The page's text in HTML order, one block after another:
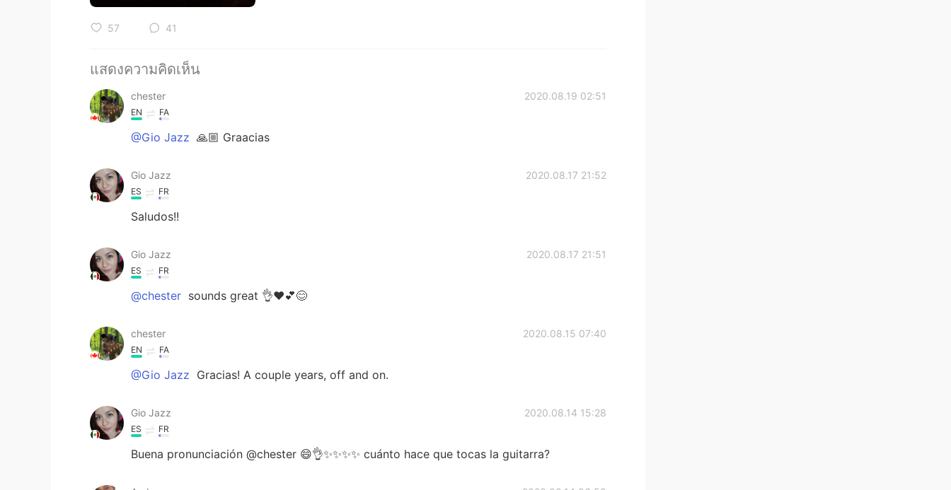
57 41
แสดงความคิดเห็น
chester 2020.08.19 02:51
EN FA
@Gio Jazz 🙏🏼 Graacias
Gio Jazz 2020.08.17 21:52
ES FR
Saludos!!
Gio Jazz 2020.08.17 21:51
ES FR
@chester sounds great 👌♥️💕😊
chester 2020.08.15 07:40
EN FA
@Gio Jazz Gracias! A couple years, off and on.
Gio Jazz 2020.08.14 15:28
ES FR
Buena pronunciación @chester 😄👌✨✨✨✨ cuánto hace que tocas la guitarra?